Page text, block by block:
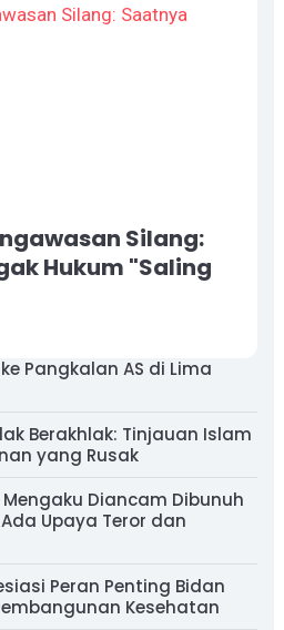
Silang:
Hukum "Saling
Pangkalan AS di Lima
Berakhlak: Tinjauan Islam
yang Rusak
Diancam Dibunuh
Upaya Teror dan
Peran Penting Bidan
Kesehatan